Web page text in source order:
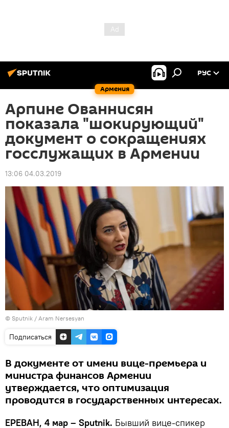
Армения
РУС
Арпине Ованнисян
показала "шокирующий"
документ о сокращениях
госслужащих в Армении
13:06 04.03.2019
© Sputnik / Aram Nersesyan
Подписаться
В документе от имени вице-премьера и
министра финансов Армении
утверждается, что оптимизация
проводится в государственных интересах.
ЕРЕВАН, 4 мар – Sputnik. Бывший вице-спикер